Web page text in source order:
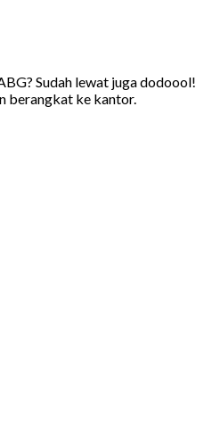
Sudah lewat juga dodoool!
berangkat ke kantor.